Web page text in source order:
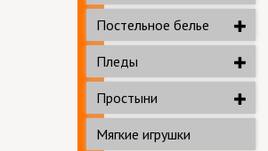
Постельное белье
Пледы
Простыни
Мягкие игрушки